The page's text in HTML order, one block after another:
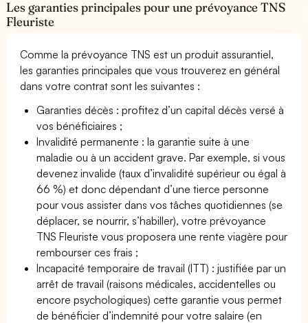
Les garanties principales pour une prévoyance TNS
Fleuriste
Comme la prévoyance TNS est un produit assurantiel,
les garanties principales que vous trouverez en général
dans votre contrat sont les suivantes :
Garanties décès : profitez d’un capital décès versé à
vos bénéficiaires ;
Invalidité permanente : la garantie suite à une
maladie ou à un accident grave. Par exemple, si vous
devenez invalide (taux d’invalidité supérieur ou égal à
66 %) et donc dépendant d’une tierce personne
pour vous assister dans vos tâches quotidiennes (se
déplacer, se nourrir, s’habiller), votre prévoyance
TNS Fleuriste vous proposera une rente viagère pour
rembourser ces frais ;
Incapacité temporaire de travail (ITT) : justifiée par un
arrêt de travail (raisons médicales, accidentelles ou
encore psychologiques) cette garantie vous permet
de bénéficier d’indemnité pour votre salaire (en